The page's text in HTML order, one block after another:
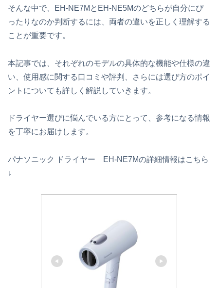
そんな中で、EH-NE7MとEH-NE5Mのどちらが自分にぴ
ったりなのか判断するには、両者の違いを正しく理解する
ことが重要です。
本記事では、それぞれのモデルの具体的な機能や仕様の違
い、使用感に関する口コミや評判、さらには選び方のポイ
ントについても詳しく解説していきます。
ドライヤー選びに悩んでいる方にとって、参考になる情報
を丁寧にお届けします。
パナソニック ドライヤー EH-NE7Mの詳細情報はこちら
↓